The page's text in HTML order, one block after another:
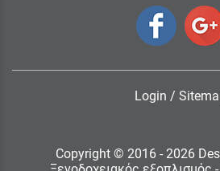
Login /
Copyright © 2016 - 2026